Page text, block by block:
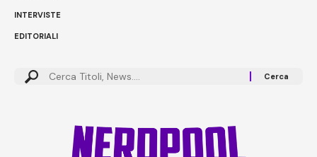
INTERVISTE
EDITORIALI